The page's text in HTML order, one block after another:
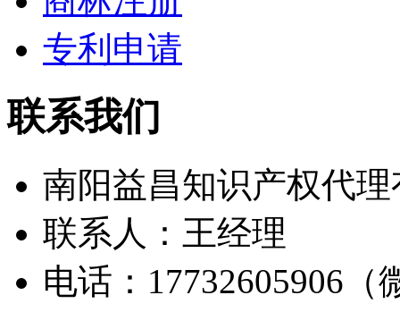
专利申请
联系我们
南阳益昌知识产权代
联系人：王经理
电话：17732605906（